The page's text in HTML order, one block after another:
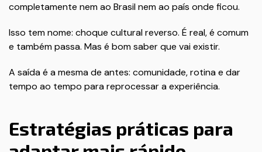
completamente nem ao Brasil nem ao país onde ficou.
Isso tem nome: choque cultural reverso. É real, é comum
e também passa. Mas é bom saber que vai existir.
A saída é a mesma de antes: comunidade, rotina e dar
tempo ao tempo para reprocessar a experiência.
Estratégias práticas para